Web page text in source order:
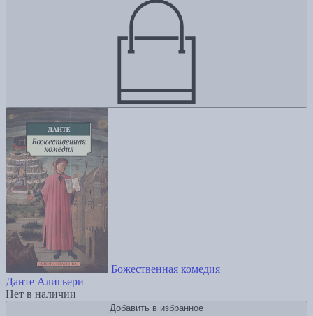
Божественная комедия
Данте Алигьери
Нет в наличии
Добавить в избранное